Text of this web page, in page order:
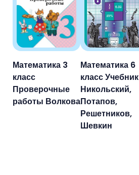
Математика 3
класс
Проверочные
работы Волкова
Математика 6
класс Учебник
Никольский,
Потапов,
Решетников,
Шевкин